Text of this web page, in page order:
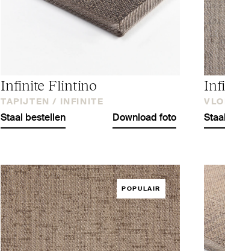
Infinite Flintino
TAPIJTEN / INFINITE
Staal bestellen Download foto
POPULAIR